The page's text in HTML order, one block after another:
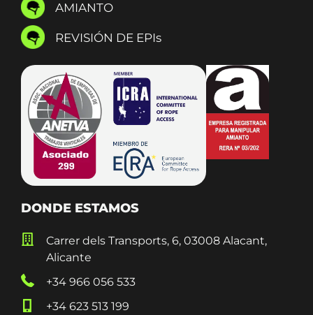
AMIANTO
REVISIÓN DE EPIs
DONDE ESTAMOS
Carrer dels Transports, 6, 03008 Alacant,
Alicante
+34 966 056 533
+34 623 513 199